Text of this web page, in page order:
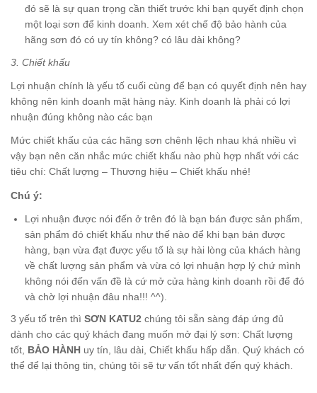
đó sẽ là sự quan trọng cần thiết trước khi bạn quyết định chọn
một loại sơn để kinh doanh. Xem xét chế độ bảo hành của
hãng sơn đó có uy tín không? có lâu dài không?
3. Chiết khấu
Lợi nhuận chính là yếu tố cuối cùng để bạn có quyết định nên hay
không nên kinh doanh mặt hàng này. Kinh doanh là phải có lợi
nhuận đúng không nào các bạn
Mức chiết khấu của các hãng sơn chênh lệch nhau khá nhiều vì
vậy bạn nên căn nhắc mức chiết khấu nào phù hợp nhất với các
tiêu chí: Chất lượng – Thương hiệu – Chiết khấu nhé!
Chú ý:
Lợi nhuận được nói đến ở trên đó là bạn bán được sản phẩm,
sản phẩm đó chiết khấu như thế nào để khi bạn bán được
hàng, bạn vừa đạt được yếu tố là sự hài lòng của khách hàng
về chất lượng sản phẩm và vừa có lợi nhuận hợp lý chứ mình
không nói đến vấn đề là cứ mở cửa hàng kinh doanh rồi để đó
và chờ lợi nhuận đâu nha!!! ^^).
3 yếu tố trên thì SƠN KATU2 chúng tôi sẵn sàng đáp ứng đủ
dành cho các quý khách đang muốn mở đại lý sơn: Chất lượng
tốt, BẢO HÀNH uy tín, lâu dài, Chiết khấu hấp dẫn. Quý khách có
thể để lại thông tin, chúng tôi sẽ tư vấn tốt nhất đến quý khách.